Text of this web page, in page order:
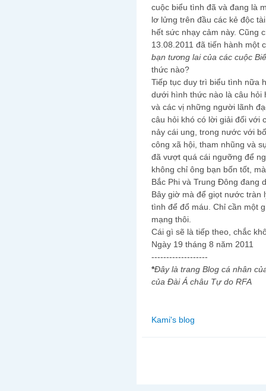
cuộc biểu tình đã và đang là
lơ lửng trên đầu các kẻ độc
hết sức nhạy cảm này. Cũng
13.08.2011 đã tiến hành một
bạn tương lai của các cuộc
thức nào?
Tiếp tục duy trì biểu tình nữa
dưới hình thức nào là câu hỏi
và các vị những người lãnh
câu hỏi khó có lời giải đối với
nảy cái ung, trong nước với
công xã hội, tham nhũng và
đã vượt quá cái ngưỡng để
không chỉ ông bạn bốn tốt,
Bắc Phi và Trung Đông đang
Bây giờ mà để giọt nước tràn
tình để đổ máu. Chỉ cần một
mạng thôi.
Cái gì sẽ là tiếp theo, chắc
Ngày 19 tháng 8 năm 2011
-------------------
*Đây là trang Blog cá nhân
của Đài Á châu Tự do RFA
Kami's blog